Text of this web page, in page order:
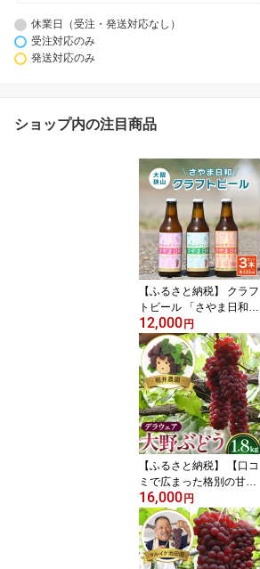
休業日（受注・発送対応なし）
受注対応のみ
発送対応のみ
ショップ内の注目商品
【ふるさと納税】 クラフ
トビール 「さやま日和」
3本 セット 大阪狭山 ／
クラフトビール 飲み比べ
ビールセット 地ビール
フルーティー ビール ぶ
どうビール ヴァイツェン
ペールエール 季節限定
お酒ギフト 家飲み おし
ゃれ ギフト プレゼント
晩酌 飲みやすい No.373
12,000円
【ふるさと納税】 【口コ
ミで広まった格別の甘
さ】堀井農園大野ぶどう
（デラウェア）1.8kg / 高
糖度 葡萄 ブドウ 果物 フ
ルーツ 国産 送料無料 大
阪府 No.252
16,000円